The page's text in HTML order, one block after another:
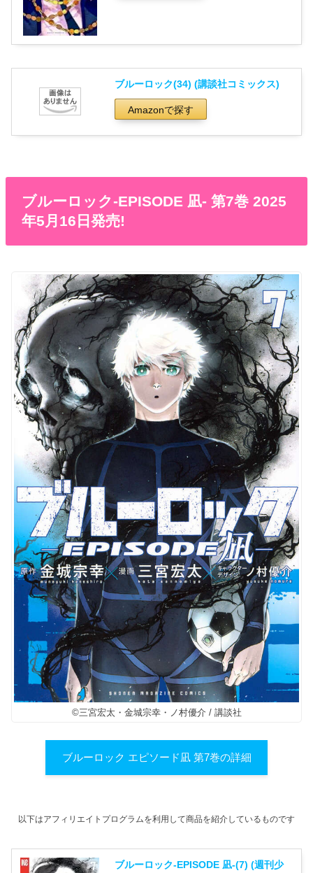
ブルーロック(34) (講談社コミックス)
Amazonで探す
ブルーロック-EPISODE 凪- 第7巻 2025
年5月16日発売!
©三宮宏太・金城宗幸・ノ村優介 / 講談社
ブルーロック エピソード凪 第7巻の詳細
以下はアフィリエイトプログラムを利用して商品を紹介しているものです
ブルーロック-EPISODE 凪-(7) (週刊少